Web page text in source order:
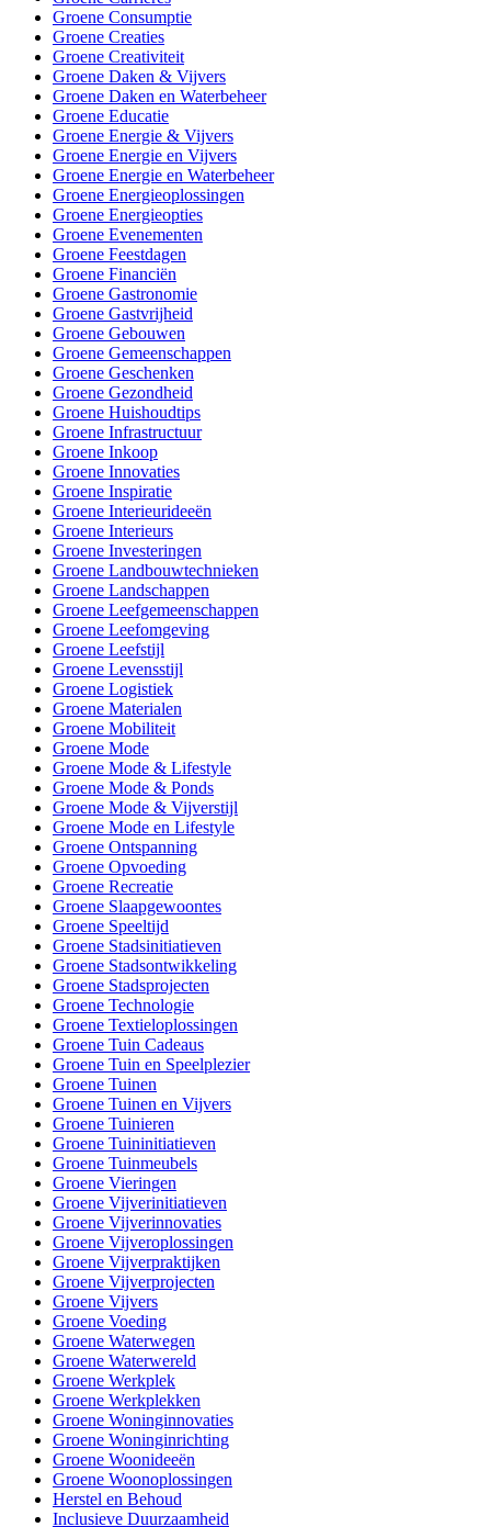
Groene Consumptie
Groene Creaties
Groene Creativiteit
Groene Daken & Vijvers
Groene Daken en Waterbeheer
Groene Educatie
Groene Energie & Vijvers
Groene Energie en Vijvers
Groene Energie en Waterbeheer
Groene Energieoplossingen
Groene Energieopties
Groene Evenementen
Groene Feestdagen
Groene Financiën
Groene Gastronomie
Groene Gastvrijheid
Groene Gebouwen
Groene Gemeenschappen
Groene Geschenken
Groene Gezondheid
Groene Huishoudtips
Groene Infrastructuur
Groene Inkoop
Groene Innovaties
Groene Inspiratie
Groene Interieurideeën
Groene Interieurs
Groene Investeringen
Groene Landbouwtechnieken
Groene Landschappen
Groene Leefgemeenschappen
Groene Leefomgeving
Groene Leefstijl
Groene Levensstijl
Groene Logistiek
Groene Materialen
Groene Mobiliteit
Groene Mode
Groene Mode & Lifestyle
Groene Mode & Ponds
Groene Mode & Vijverstijl
Groene Mode en Lifestyle
Groene Ontspanning
Groene Opvoeding
Groene Recreatie
Groene Slaapgewoontes
Groene Speeltijd
Groene Stadsinitiatieven
Groene Stadsontwikkeling
Groene Stadsprojecten
Groene Technologie
Groene Textieloplossingen
Groene Tuin Cadeaus
Groene Tuin en Speelplezier
Groene Tuinen
Groene Tuinen en Vijvers
Groene Tuinieren
Groene Tuininitiatieven
Groene Tuinmeubels
Groene Vieringen
Groene Vijverinitiatieven
Groene Vijverinnovaties
Groene Vijveroplossingen
Groene Vijverpraktijken
Groene Vijverprojecten
Groene Vijvers
Groene Voeding
Groene Waterwegen
Groene Waterwereld
Groene Werkplek
Groene Werkplekken
Groene Woninginnovaties
Groene Woninginrichting
Groene Woonideeën
Groene Woonoplossingen
Herstel en Behoud
Inclusieve Duurzaamheid